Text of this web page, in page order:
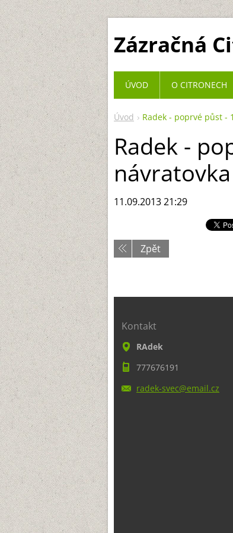
Zázračná
Úvod Radek - poprvé půst -
Radek -
návratovka
11.09.2013 21:29
Zpět
ÚVOD O CITRONECH
Kontakt
RAdek
777676191
radek-svec@email.cz